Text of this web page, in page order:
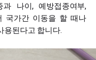
나이, 예방접종여부,
국가간 이동을 할 때나
용된다고 합니다.